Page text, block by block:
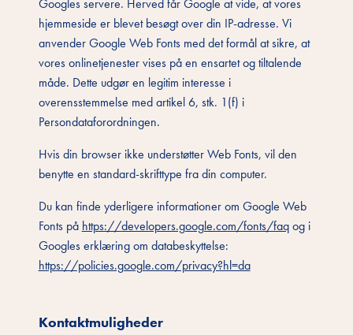
Googles servere. Herved får Google at vide, at vores
hjemmeside er blevet besøgt over din IP-adresse. Vi
anvender Google Web Fonts med det formål at sikre, at
vores onlinetjenester vises på en ensartet og tiltalende
måde. Dette udgør en legitim interesse i
overensstemmelse med artikel 6, stk. 1(f) i
Persondataforordningen.
Hvis din browser ikke understøtter Web Fonts, vil den
benytte en standard-skrifttype fra din computer.
Du kan finde yderligere informationer om Google Web
Fonts på https://developers.google.com/fonts/faqog i
Googles erklæring om databeskyttelse:
https://policies.google.com/privacy?hl=da
Kontaktmuligheder